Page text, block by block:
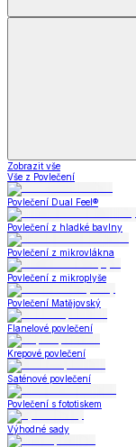
Zobrazit vše
Vše z Povlečení
Povlečení Dual Feel®
Povlečení z hladké bavlny
Povlečení z mikrovlákna
Povlečení z mikroplyše
Povlečení Matějovský
Flanelové povlečení
Krepové povlečení
Saténové povlečení
Povlečení s fototiskem
Výhodné sady